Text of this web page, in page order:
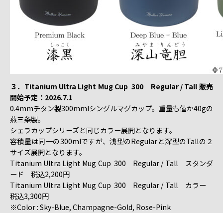
３．Titanium Ultra Light Mug Cup 300 Regular / Tall 販売
開始予定：2026.7.1
0.4mmチタン製300mmlシングルマグカップ。重量も僅か40gの
燕三条製。
シェラカップシリーズと同じカラー展開となります。
容積量は同一の300mlですが、浅型のRegularと深型のTallの２
サイズ展開となります。
Titanium Ultra Light Mug Cup 300 Regular / Tall スタンダ
ード 税込2,200円
Titanium Ultra Light Mug Cup 300 Regular / Tall カラー
税込3,300円
※Color : Sky-Blue, Champagne-Gold, Rose-Pink